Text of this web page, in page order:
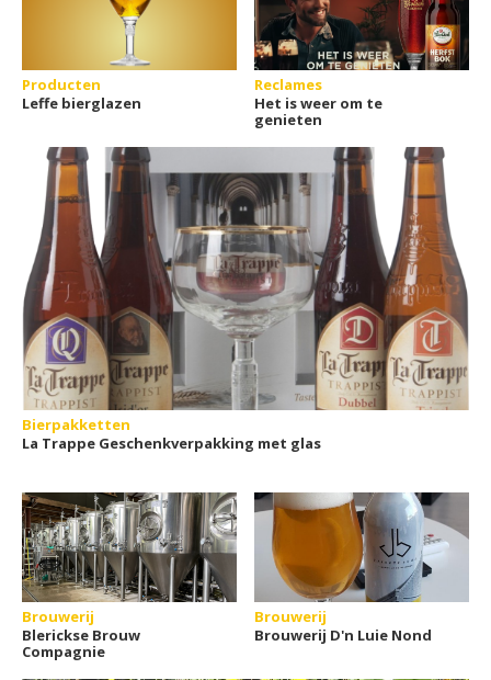
Producten
Leffe bierglazen
Reclames
Het is weer om te
genieten
Bierpakketten
La Trappe Geschenkverpakking met glas
Brouwerij
Blerickse Brouw
Compagnie
Brouwerij
Brouwerij D'n Luie Nond